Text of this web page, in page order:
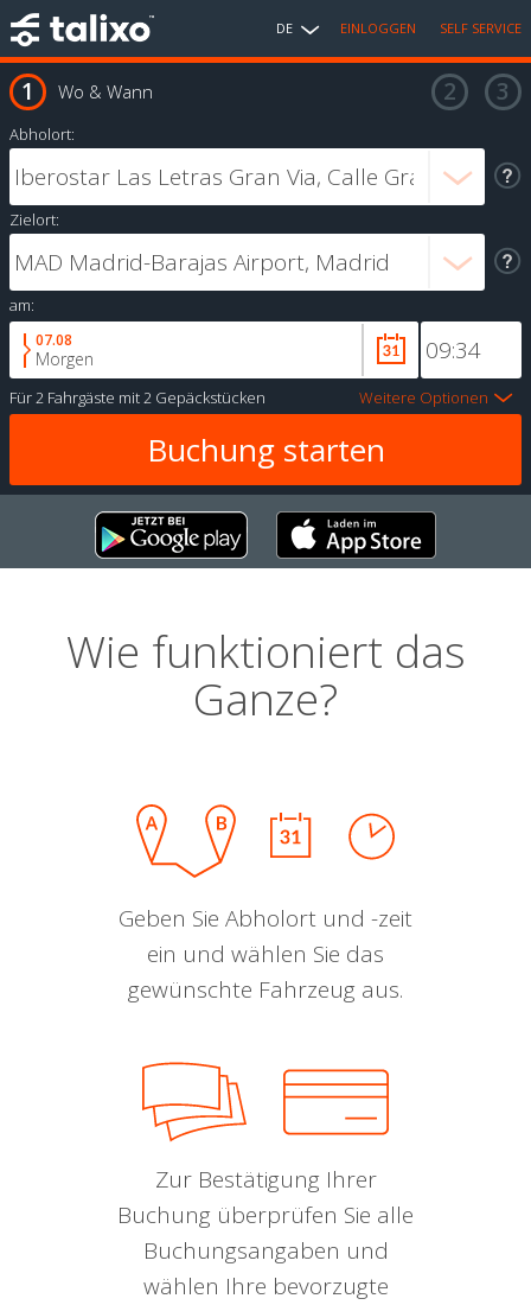
DE EINLOGGEN SELF SERVICE
Wo & Wann
Abholort:
Zielort:
am:
07.08
Morgen
Für2 Fahrgäste mit2 Gepäckstücken Weitere Optionen
Wie funktioniert das
Ganze?
Geben Sie Abholort und -zeit
ein und wählen Sie das
gewünschte Fahrzeug aus.
Zur Bestätigung Ihrer
Buchung überprüfen Sie alle
Buchungsangaben und
wählen Ihre bevorzugte